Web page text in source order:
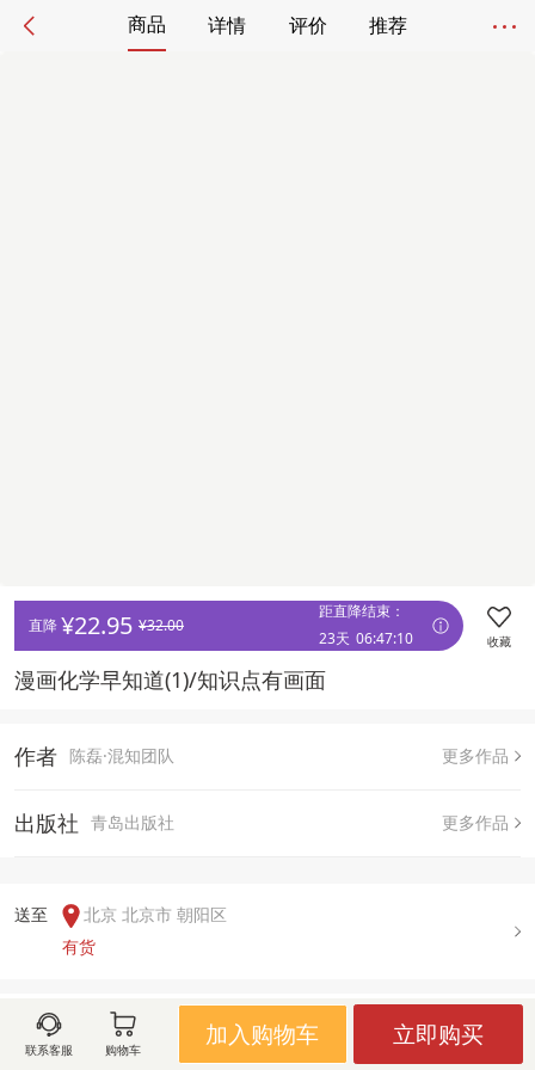
商品 详情 评价 推荐
直降 ¥22.95 ¥32.00
距直降结束：
23天 06:47:10 收藏
漫画化学早知道(1)/知识点有画面
作者 陈磊·混知团队 更多作品
出版社 青岛出版社 更多作品
送至
北京 北京市 朝阳区
有货
用户评论(
联系客服 购物车
加入购物车 立即购买